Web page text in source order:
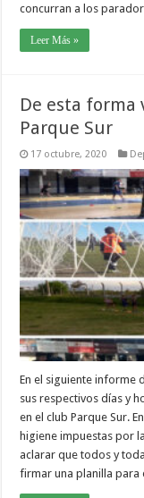
concurran a los
Leer Más »
De esta forma
Parque Sur
17 octubre, 2020
En el siguiente informe
sus respectivos días y
en el club Parque Sur.
higiene impuestas por
aclarar que todos y
firmar una planilla